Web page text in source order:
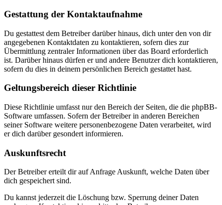
Gestattung der Kontaktaufnahme
Du gestattest dem Betreiber darüber hinaus, dich unter den von dir
angegebenen Kontaktdaten zu kontaktieren, sofern dies zur
Übermittlung zentraler Informationen über das Board erforderlich
ist. Darüber hinaus dürfen er und andere Benutzer dich kontaktieren,
sofern du dies in deinem persönlichen Bereich gestattet hast.
Geltungsbereich dieser Richtlinie
Diese Richtlinie umfasst nur den Bereich der Seiten, die die phpBB-
Software umfassen. Sofern der Betreiber in anderen Bereichen
seiner Software weitere personenbezogene Daten verarbeitet, wird
er dich darüber gesondert informieren.
Auskunftsrecht
Der Betreiber erteilt dir auf Anfrage Auskunft, welche Daten über
dich gespeichert sind.
Du kannst jederzeit die Löschung bzw. Sperrung deiner Daten